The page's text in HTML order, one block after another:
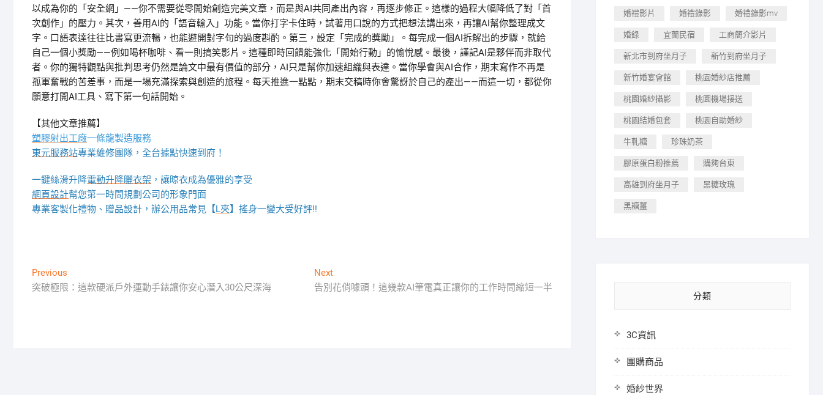
以成為你的「安全網」——你不需要從零開始創造完美文章，而是與AI共同產出內容，再逐步修正。這樣的過程大幅降低了對「首
次創作」的壓力。其次，善用AI的「語音輸入」功能。當你打字卡住時，試著用口說的方式把想法講出來，再讓AI幫你整理成文
字。口語表達往往比書寫更流暢，也能避開對字句的過度斟酌。第三，設定「完成的獎勵」。每完成一個AI拆解出的步驟，就給
自己一個小獎勵——例如喝杯咖啡、看一則搞笑影片。這種即時回饋能強化「開始行動」的愉悅感。最後，謹記AI是夥伴而非取代
者。你的獨特觀點與批判思考仍然是論文中最有價值的部分，AI只是幫你加速組織與表達。當你學會與AI合作，期末寫作不再是
孤軍奮戰的苦差事，而是一場充滿探索與創造的旅程。每天推進一點點，期末交稿時你會驚訝於自己的產出——而這一切，都從你
願意打開AI工具、寫下第一句話開始。
【其他文章推薦】
塑膠射出工廠一條龍製造服務
東元服務站專業維修團隊，全台據點快速到府！
一鍵絲滑升降電動升降曬衣架 ，讓晾衣成為優雅的享受
網頁設計幫您第一時間規劃公司的形象門面
專業客製化禮物、贈品設計，辦公用品常見【L夾】搖身一變大受好評!!
文
章
Previous
post:
突破極限：這款硬派戶外運動手錶讓你安心潛入30公尺深海
NextNext
post:
告別花俏噱頭！這幾款AI筆電真正讓你的工作時間縮短一半
婚禮影片 婚禮錄影 婚禮錄影mv
婚錄 宜蘭民宿 工商簡介影片
新北市到府坐月子 新竹到府坐月子
新竹婚宴會館 桃園婚紗店推薦
桃園婚紗攝影 桃園機場接送
桃園結婚包套 桃園自助婚紗
牛軋糖 珍珠奶茶
膠原蛋白粉推薦 購夠台東
高雄到府坐月子 黑糖玫瑰
黑糖薑
分類
3C資訊
團購商品
婚紗世界